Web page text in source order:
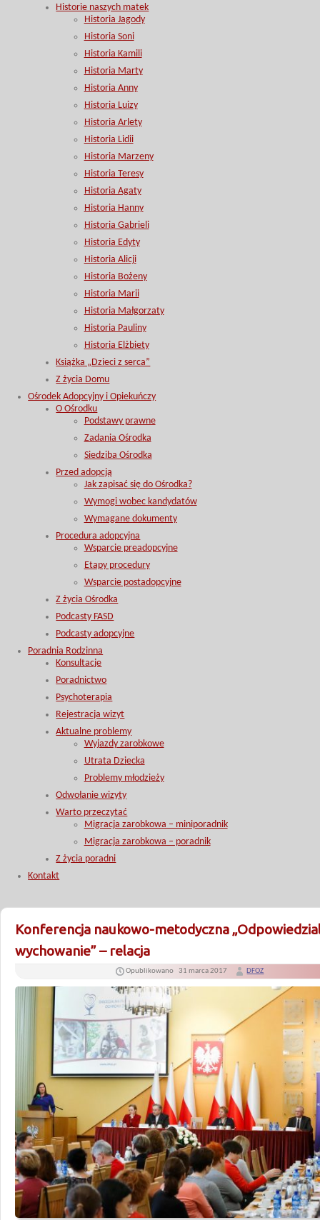
Historie naszych matek
Historia Jagody
Historia Soni
Historia Kamili
Historia Marty
Historia Anny
Historia Luizy
Historia Arlety
Historia Lidii
Historia Marzeny
Historia Teresy
Historia Agaty
Historia Hanny
Historia Gabrieli
Historia Edyty
Historia Alicji
Historia Bożeny
Historia Marii
Historia Małgorzaty
Historia Pauliny
Historia Elżbiety
Książka „Dzieci z serca”
Z życia Domu
Ośrodek Adopcyjny i Opiekuńczy
O Ośrodku
Podstawy prawne
Zadania Ośrodka
Siedziba Ośrodka
Przed adopcją
Jak zapisać się do Ośrodka?
Wymogi wobec kandydatów
Wymagane dokumenty
Procedura adopcyjna
Wsparcie preadopcyjne
Etapy procedury
Wsparcie postadopcyjne
Z życia Ośrodka
Podcasty FASD
Podcasty adopcyjne
Poradnia Rodzinna
Konsultacje
Poradnictwo
Psychoterapia
Rejestracja wizyt
Aktualne problemy
Wyjazdy zarobkowe
Utrata Dziecka
Problemy młodzieży
Odwołanie wizyty
Warto przeczytać
Migracja zarobkowa – miniporadnik
Migracja zarobkowa – poradnik
Z życia poradni
Kontakt
Konferencja naukowo-metodyczna
wychowanie” – relacja
Opublikowano 31 marca 2017 DFOZ